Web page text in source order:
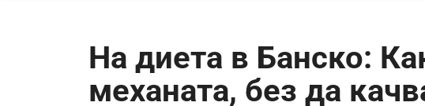
На диета в Банско:
механата, без да